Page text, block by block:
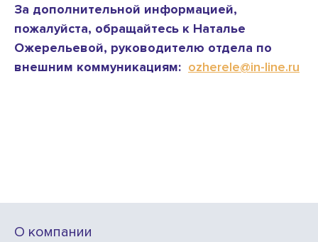
За дополнительной информацией,
пожалуйста, обращайтесь к Наталье
Ожерельевой, руководителю отдела по
внешним коммуникациям: ozherele@in-line.ru
О компании